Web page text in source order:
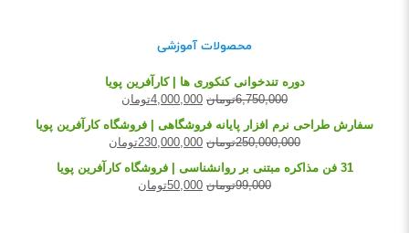
محصولات آموزشی
دوره تندخوانی کنکوری ها | کارآفرین پویا
6,750,000تومان 4,000,000تومان
سفارش طراحی نرم افزار پایانه فروشگاهی | فروشگاه کارآفرین پویا
250,000,000تومان 230,000,000تومان
31 فن مذاکره مبتنی بر روانشناسی | فروشگاه کارآفرین پویا
99,000تومان 50,000تومان